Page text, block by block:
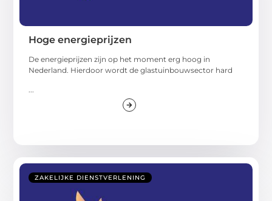
Hoge energieprijzen
De energieprijzen zijn op het moment erg hoog in
Nederland. Hierdoor wordt de glastuinbouwsector hard
ZAKELIJKE DIENSTVERLENING